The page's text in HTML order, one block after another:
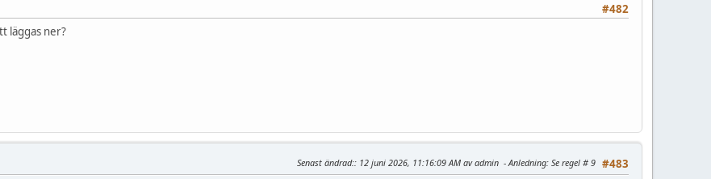
#482
läggas ner?
#483
Senast ändrad:: 12 juni 2026, 11:16:09 AM av admin Anledning: Se regel # 9